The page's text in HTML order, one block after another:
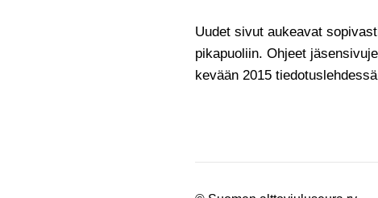
Uudet sivut aukeavat
pikapuoliin. Ohjeet
kevään 2015